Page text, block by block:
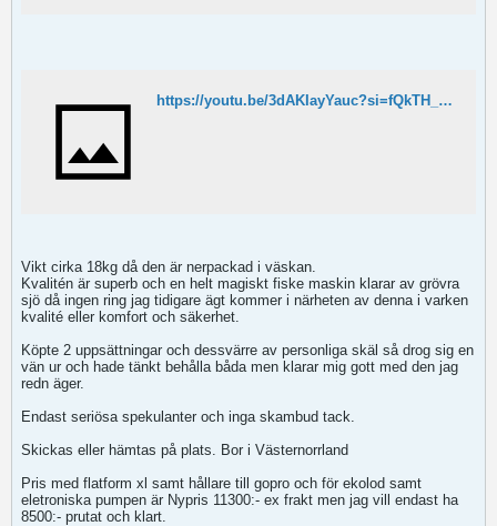
https://youtu.be/3dAKIayYauc?si=fQkTH_P-C8hDfLF6
Vikt cirka 18kg då den är nerpackad i väskan.
Kvalitén är superb och en helt magiskt fiske maskin klarar av grövra
sjö då ingen ring jag tidigare ägt kommer i närheten av denna i varken
kvalité eller komfort och säkerhet.
Köpte 2 uppsättningar och dessvärre av personliga skäl så drog sig en
vän ur och hade tänkt behålla båda men klarar mig gott med den jag
redn äger.
Endast seriösa spekulanter och inga skambud tack.
Skickas eller hämtas på plats. Bor i Västernorrland
Pris med flatform xl samt hållare till gopro och för ekolod samt
eletroniska pumpen är Nypris 11300:- ex frakt men jag vill endast ha
8500:- prutat och klart.